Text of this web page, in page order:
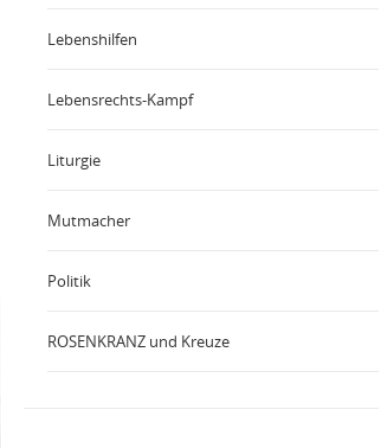
Lebenshilfen
Lebensrechts-Kampf
Liturgie
Mutmacher
Politik
ROSENKRANZ und Kreuze